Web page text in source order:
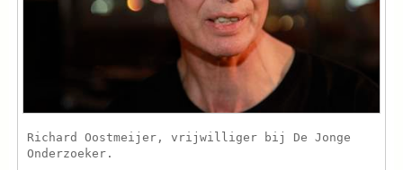
Richard Oostmeijer, vrijwilliger bij De Jonge
Onderzoeker.